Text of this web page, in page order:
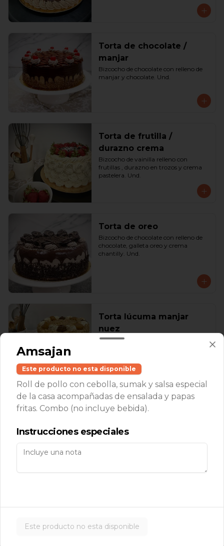
Torta de chocolate /
manjar
Bizcocho de chocolate con relleno de
manjar y chocolate. Und.
Torta de frutilla /
durazno crema
Bizcocho de vainilla relleno con
frutillas , durazno en trozos y crema
pastelera. Und.
Torta de oreo
Bizcocho de chocolate con relleno de
chocolate, galleta oreo y crema
chantilly. Und.
Torta lúcuma manjar
nuez
Bizcocho de vainilla relleno con
Torta nutella
nutella, almendras y crema chantilly.
Und.
Bizcocho de chocolate relleno con
Und.
Amsajan
Este producto no esta disponible
Roll de pollo con cebolla, sumak y salsa especial
de la casa acompañadas de ensalada y papas
fritas. Combo (no incluye bebida).
Instrucciones especiales
Este producto no esta disponible